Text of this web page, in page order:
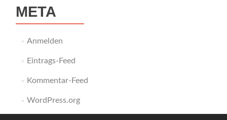
META
Anmelden
Eintrags-Feed
Kommentar-Feed
WordPress.org